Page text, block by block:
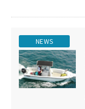
NEWS